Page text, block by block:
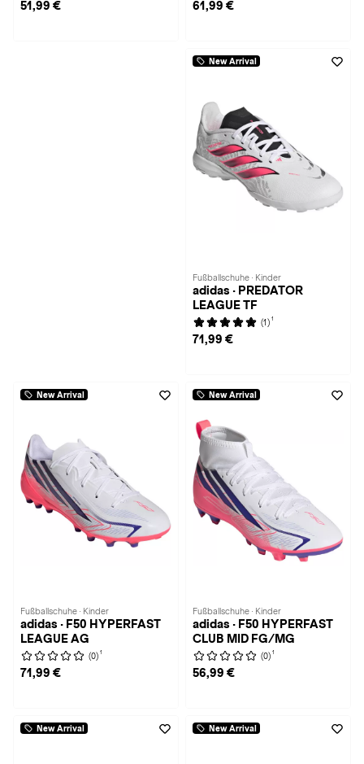
51,99 € 61,99 €
New Arrival
Fußballschuhe · Kinder
adidas · PREDATOR
LEAGUE TF
(1) 1
71,99 €
New Arrival
Fußballschuhe · Kinder
adidas · F50 HYPERFAST
LEAGUE AG
(0) 1
71,99 €
New Arrival
Fußballschuhe · Kinder
adidas · F50 HYPERFAST
CLUB MID FG/MG
(0) 1
56,99 €
New Arrival New Arrival